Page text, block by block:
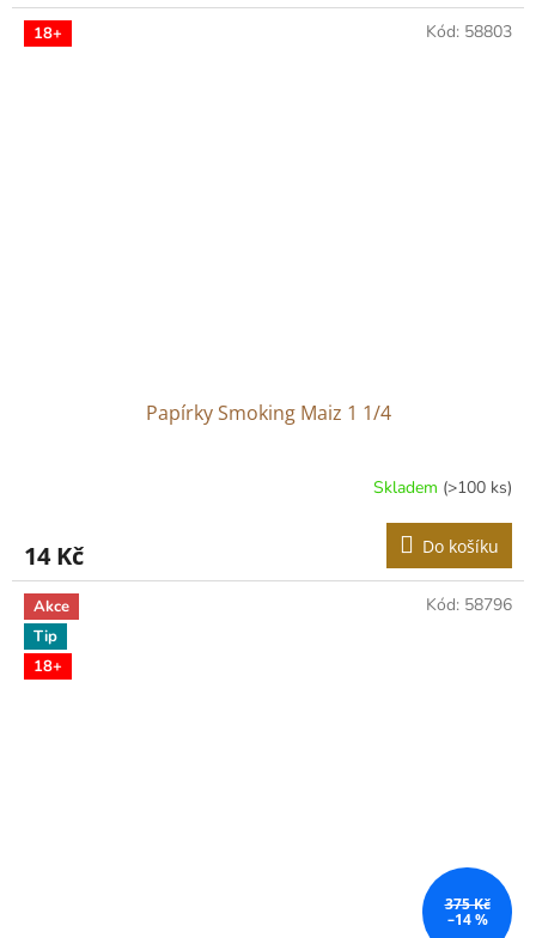
18+
Papírky Smoking Maiz 1 1/4
Skladem (>100 ks)
14 Kč Do košíku
Kód: 58803
Akce
Tip
18+
375 Kč
–14 %
Kód: 58796